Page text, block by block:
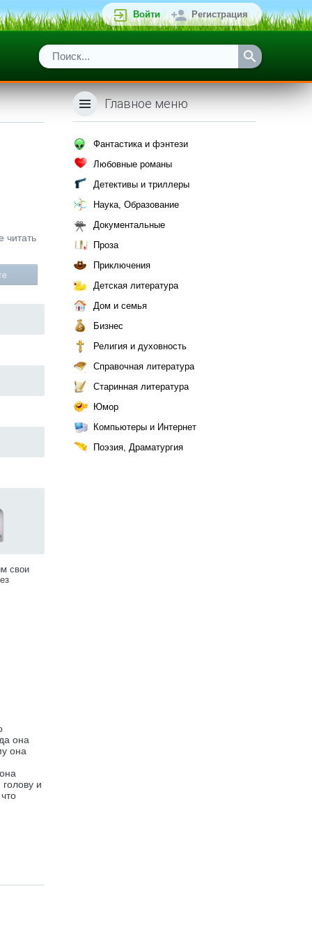
Войти Регистрация
читать
свои
она
она
и
Главное меню
Фантастика и фэнтези
Любовные романы
Детективы и триллеры
Наука, Образование
Документальные
Проза
Приключения
Детская литература
Дом и семья
Бизнес
Религия и духовность
Справочная литература
Старинная литература
Юмор
Компьютеры и Интернет
Поэзия, Драматургия